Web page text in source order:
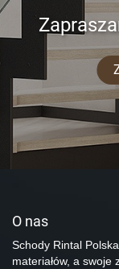
O nas
Schody Rintal
materiałów, a